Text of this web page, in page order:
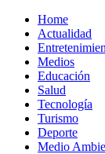
Home
Actualidad
Medios
Educación
Salud
Tecnología
Turismo
Deporte
Medio